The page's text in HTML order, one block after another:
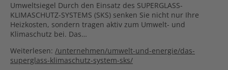
Umweltsiegel Durch den Einsatz des SUPERGLASS-
KLIMASCHUTZ-SYSTEMS (SKS) senken Sie nicht nur Ihre
Heizkosten, sondern tragen aktiv zum Umwelt- und
Klimaschutz bei. Das…
Weiterlesen: /unternehmen/umwelt-und-energie/das-
superglass-klimaschutz-system-sks/